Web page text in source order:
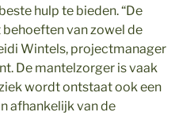
hulp te bieden. “De
van zowel de
Wintels, projectmanager
De mantelzorger is vaak
wordt ontstaat ook een
afhankelijk van de